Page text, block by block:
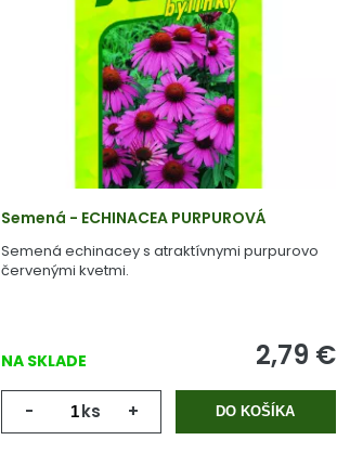
Semená - ECHINACEA PURPUROVÁ
Semená echinacey s atraktívnymi purpurovo
červenými kvetmi.
NA SKLADE 2,79 €
- ks + DO KOŠÍKA